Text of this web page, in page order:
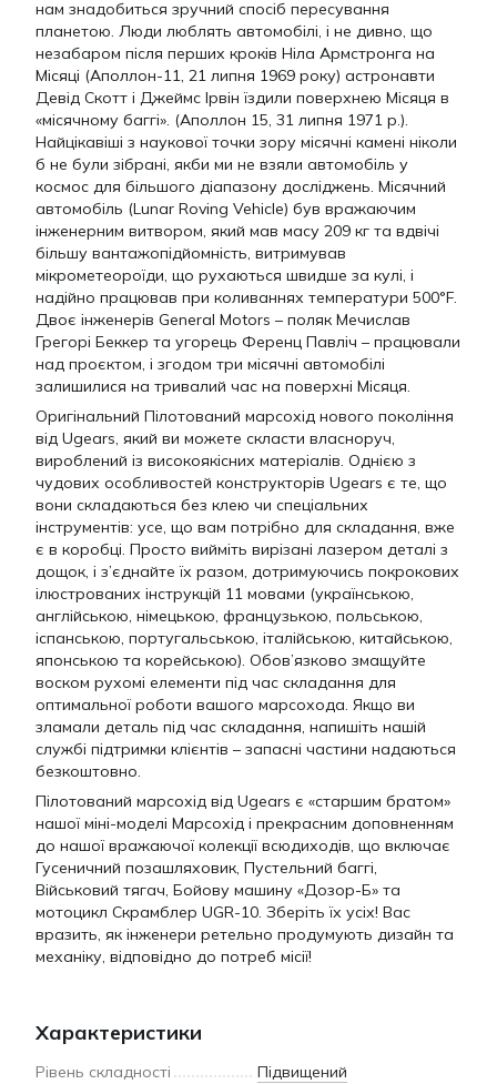
нам знадобиться зручний спосіб пересування
планетою. Люди люблять автомобілі, і не дивно, що
незабаром після перших кроків Ніла Армстронга на
Місяці (Аполлон-11, 21 липня 1969 року) астронавти
Девід Скотт і Джеймс Ірвін їздили поверхнею Місяця в
«місячному баггі». (Аполлон 15, 31 липня 1971 р.).
Найцікавіші з наукової точки зору місячні камені ніколи
б не були зібрані, якби ми не взяли автомобіль у
космос для більшого діапазону досліджень. Місячний
автомобіль (Lunar Roving Vehicle) був вражаючим
інженерним витвором, який мав масу 209 кг та вдвічі
більшу вантажопідйомність, витримував
мікрометеороїди, що рухаються швидше за кулі, і
надійно працював при коливаннях температури 500°F.
Двоє інженерів General Motors – поляк Мечислав
Грегорі Беккер та угорець Ференц Павліч – працювали
над проєктом, і згодом три місячні автомобілі
залишилися на тривалий час на поверхні Місяця.
Оригінальний Пілотований марсохід нового покоління
від Ugears, який ви можете скласти власноруч,
вироблений із високоякісних матеріалів. Однією з
чудових особливостей конструкторів Ugears є те, що
вони складаються без клею чи спеціальних
інструментів: усе, що вам потрібно для складання, вже
є в коробці. Просто вийміть вирізані лазером деталі з
дощок, і з’єднайте їх разом, дотримуючись покрокових
ілюстрованих інструкцій 11 мовами (українською,
англійською, німецькою, французькою, польською,
іспанською, португальською, італійською, китайською,
японською та корейською). Обов’язково змащуйте
воском рухомі елементи під час складання для
оптимальної роботи вашого марсохода. Якщо ви
зламали деталь під час складання, напишіть нашій
службі підтримки клієнтів – запасні частини надаються
безкоштовно.
Пілотований марсохід від Ugears є «старшим братом»
нашої міні-моделі Марсохід і прекрасним доповненням
до нашої вражаючої колекції всюдиходів, що включає
Гусеничний позашляховик, Пустельний баггі,
Військовий тягач, Бойову машину «Дозор-Б» та
мотоцикл Скрамблер UGR-10. Зберіть їх усіх! Вас
вразить, як інженери ретельно продумують дизайн та
механіку, відповідно до потреб місії!
Характеристики
Рівень складності Підвищений